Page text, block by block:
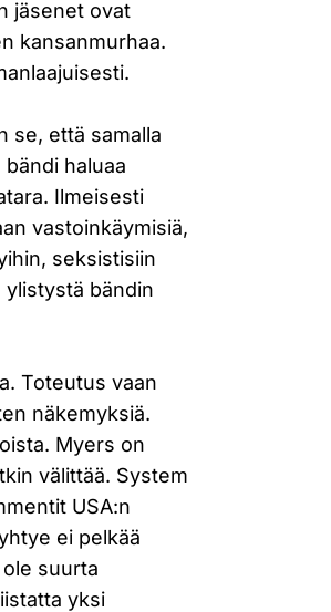
jäsenet ovat
kansanmurhaa.
se, että samalla
haluaa
Ilmeisesti
vastoinkäymisiä,
seksistisiin
bändin
Toteutus vaan
näkemyksiä.
Myers on
välittää. System
USA:n
ei pelkää
suurta
yksi